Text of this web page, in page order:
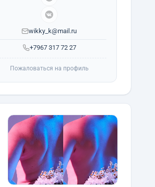
+7967 317 72 27
wikky_k@mail.ru
Пожаловаться на профиль